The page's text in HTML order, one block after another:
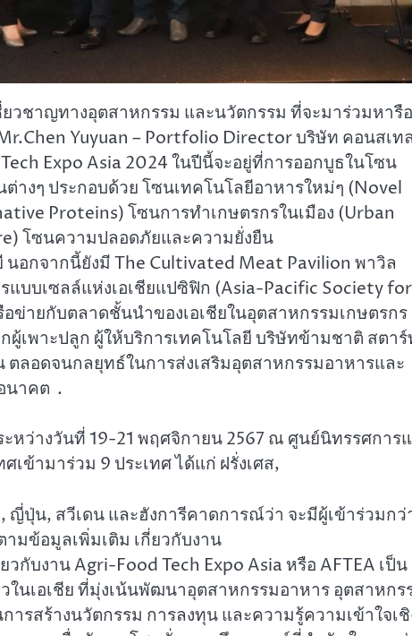
วชาญทางอุตสาหกรรม และนวัตกรรม ที่จะมาร่วมหารือ
Yuyuan – Portfolio Director บริษัท คอนสเท
Expo Asia 2024 ในปีนี้จะอยู่ที่การออกบูธในโซน
างๆ ประกอบด้วย โซนเทคโนโลยีอาหารใหม่ๆ (Novel
Proteins) โซนการทำเกษตรกรในเมือง (Urban
โซนความปลอดภัยและความยั่งยืน
อกจากนี้ยังมี The Cultivated Meat Pavilion พาวิล
บบเซลล์แห่งเอเชียแปซิฟิก (Asia-Pacific Society for
ข่ายกับตลาดชั้นนำของเอเชียในอุตสาหกรรมเกษตรกร
ผู้เพาะปลูก ผู้ให้บริการเทคโนโลยี บริษัทข้ามชาติ สตา
ลอดจนกลยุทธ์ในการส่งเสริมอุตสาหกรรมอาหารและ
นาคต .
หว่างวันที่ 19-21 พฤศจิกายน 2567 ณ ศูนย์นิทรรศการ
เข้ามาร่วม 9 ประเทศ ได้แก่ ฝรั่งเศส,
ญี่ปุ่น, สวีเดน และฮังการีคาดการณ์ว่า จะมีผู้เข้าร่วมกว่
มข้อมูลเพิ่มเติม เกี่ยวกับงาน
งาน Agri-Food Tech Expo Asia หรือ AFTEA เป็น
ในเอเชีย ที่มุ่งเน้นพัฒนาอุตสาหกรรมอาหาร อุตสาหกร
ารสร้างนวัตกรรม การลงทุน และความรู้ความเข้าใจเ